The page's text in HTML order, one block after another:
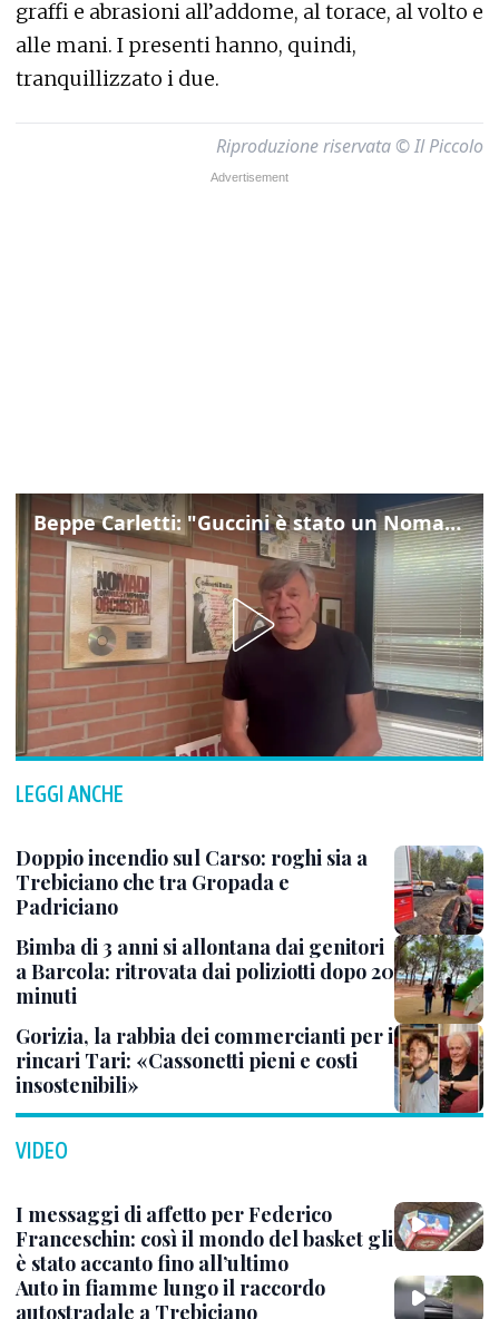
graffi e abrasioni all’addome, al torace, al volto e
alle mani. I presenti hanno, quindi,
tranquillizzato i due.
Riproduzione riservata © Il Piccolo
Beppe Carletti: "Guccini è stato un Nomade"
LEGGI ANCHE
Doppio incendio sul Carso: roghi sia a
Trebiciano che tra Gropada e
Padriciano
Bimba di 3 anni si allontana dai genitori
a Barcola: ritrovata dai poliziotti dopo 20
minuti
Gorizia, la rabbia dei commercianti per i
rincari Tari: «Cassonetti pieni e costi
insostenibili»
VIDEO
I messaggi di affetto per Federico
Franceschin: così il mondo del basket gli
è stato accanto fino all’ultimo
Auto in fiamme lungo il raccordo
autostradale a Trebiciano